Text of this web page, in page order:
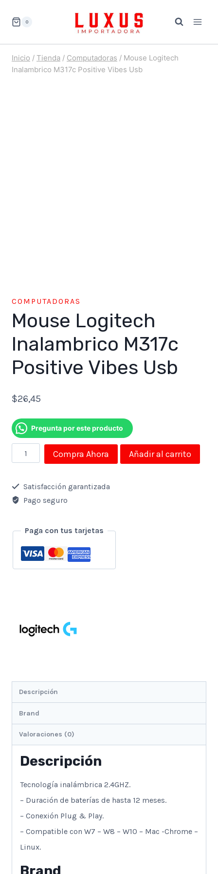
0
Inicio / Tienda / Computadoras / Mouse Logitech
Inalambrico M317c Positive Vibes Usb
COMPUTADORAS
Mouse Logitech
Inalambrico M317c
Positive Vibes Usb
$26,45
Pregunta por este producto
Mouse
Logitech
Inalambrico
M317c
Vibes
Usb
cantidad
Compra Ahora Añadir al carrito
Satisfacción garantizada
Pago seguro
Paga con tus tarjetas
Descripción
Brand
Valoraciones (0)
Descripción
Tecnología inalámbrica 2.4GHZ.
– Duración de baterías de hasta 12 meses.
– Conexión Plug & Play.
– Compatible con W7 – W8 – W10 – Mac -Chrome –
Linux.